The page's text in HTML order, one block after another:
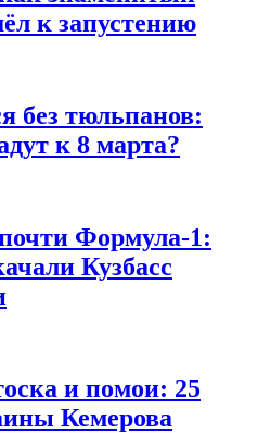
к запустению
без тюльпанов:
к 8 марта?
Формула-1:
Кузбасс
и помои: 25
Кемерова